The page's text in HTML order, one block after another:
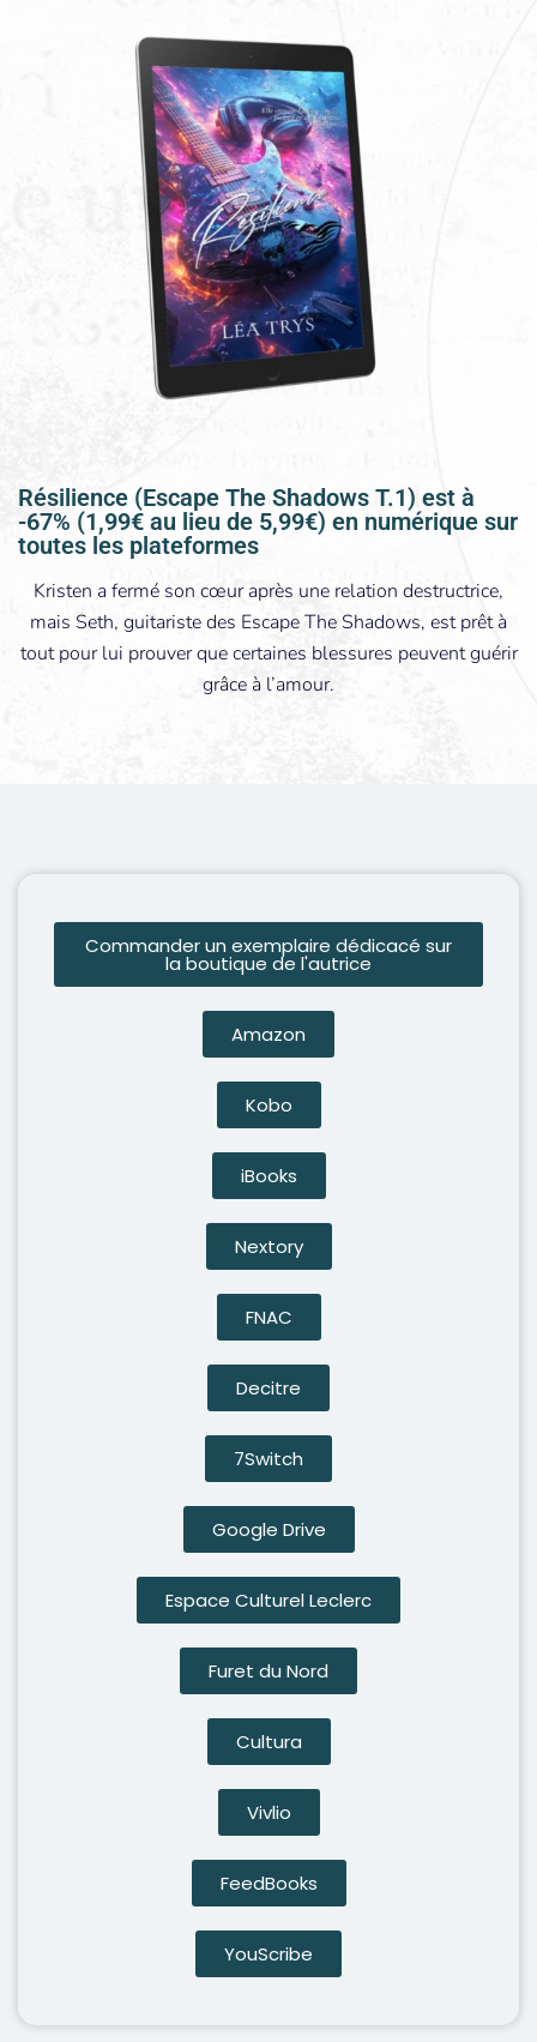
Résilience (Escape The Shadows T.1) est à
-67% (1,99€ au lieu de 5,99€) en numérique sur
toutes les plateformes
Kristen a fermé son cœur après une relation destructrice,
mais Seth, guitariste des Escape The Shadows, est prêt à
tout pour lui prouver que certaines blessures peuvent guérir
grâce à l’amour.​
Commander un exemplaire dédicacé sur
la boutique de l'autrice
Amazon
Kobo
iBooks
Nextory
FNAC
Decitre
7Switch
Google Drive
Espace Culturel Leclerc
Furet du Nord
Cultura
Vivlio
FeedBooks
YouScribe